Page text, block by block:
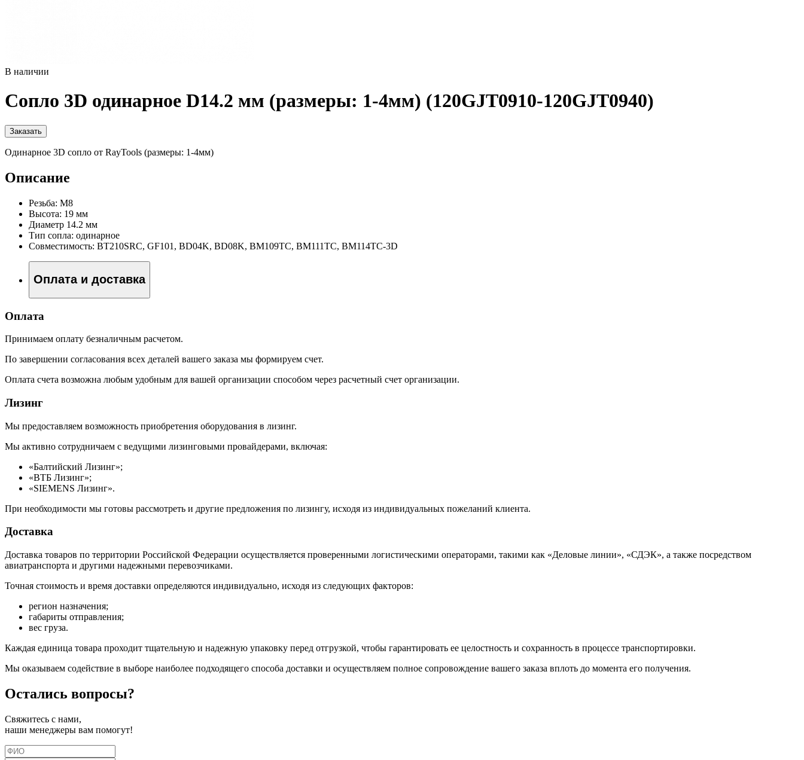
В наличии
Сопло 3D одинарное D14.2 мм (размеры: 1-4мм) (120GJT0910-120GJT0940)
Заказать
Одинарное 3D сопло от RayTools (размеры: 1-4мм)
Описание
Резьба: М8
Высота: 19 мм
Диаметр 14.2 мм
Тип сопла: одинарное
Совместимость: BT210SRC, GF101, BD04K, BD08K, BM109TC, BM111TC, BM114TC-3D
Оплата и доставка
Оплата
Принимаем оплату безналичным расчетом.
По завершении согласования всех деталей вашего заказа мы формируем счет.
Оплата счета возможна любым удобным для вашей организации способом через расчетный счет организации.
Лизинг
Мы предоставляем возможность приобретения оборудования в лизинг.
Мы активно сотрудничаем с ведущими лизинговыми провайдерами, включая:
«Балтийский Лизинг»;
«ВТБ Лизинг»;
«SIEMENS Лизинг».
При необходимости мы готовы рассмотреть и другие предложения по лизингу, исходя из индивидуальных пожеланий клиента.
Доставка
Доставка товаров по территории Российской Федерации осуществляется проверенными логистическими операторами, такими как «Деловые линии», «СДЭК», а также посредством
авиатранспорта и другими надежными перевозчиками.
Точная стоимость и время доставки определяются индивидуально, исходя из следующих факторов:
регион назначения;
габариты отправления;
вес груза.
Каждая единица товара проходит тщательную и надежную упаковку перед отгрузкой, чтобы гарантировать ее целостность и сохранность в процессе транспортировки.
Мы оказываем содействие в выборе наиболее подходящего способа доставки и осуществляем полное сопровождение вашего заказа вплоть до момента его получения.
Остались вопросы?
Свяжитесь с нами,
наши менеджеры вам помогут!